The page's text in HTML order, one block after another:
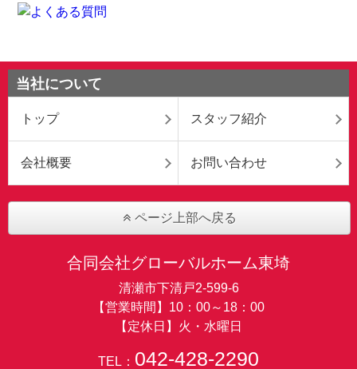
当社について
トップ スタッフ紹介
会社概要 お問い合わせ
ページ上部へ戻る
合同会社グローバルホーム東埼
清瀬市下清戸2-599-6
【営業時間】10：00～18：00
【定休日】火・水曜日
TEL： 042-428-2290